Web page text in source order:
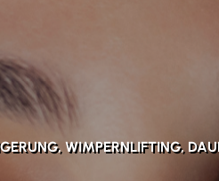
WIMPERNLIFTING,